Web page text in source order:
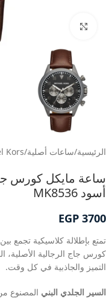
الرئيسية/ساعات أصلية/
Kors
ساعة مايكل كورس
أسود MK8536
EGP 3700
تمتع بإطلالة كلاسيكية تجمع
كورس جاج الرجالية
التميز والجاذبية في كل وقت.
السير الجلدي البني المصنوع